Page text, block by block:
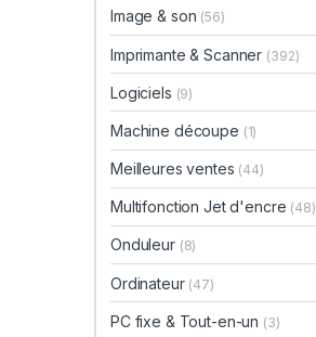
Image & son (56)
Imprimante & Scanner (392)
Logiciels (9)
Machine découpe (1)
Meilleures ventes (44)
Multifonction Jet d'encre (48)
Onduleur (8)
Ordinateur (47)
PC fixe & Tout-en-un (3)